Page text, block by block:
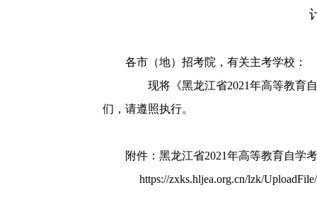
各市（地）招考院，有关主考学校：
现将《黑龙江省2021年高等教育
们，请遵照执行。
附件：黑龙江省2021年高等教育自学
https://zxks.hljea.org.cn/lzk/